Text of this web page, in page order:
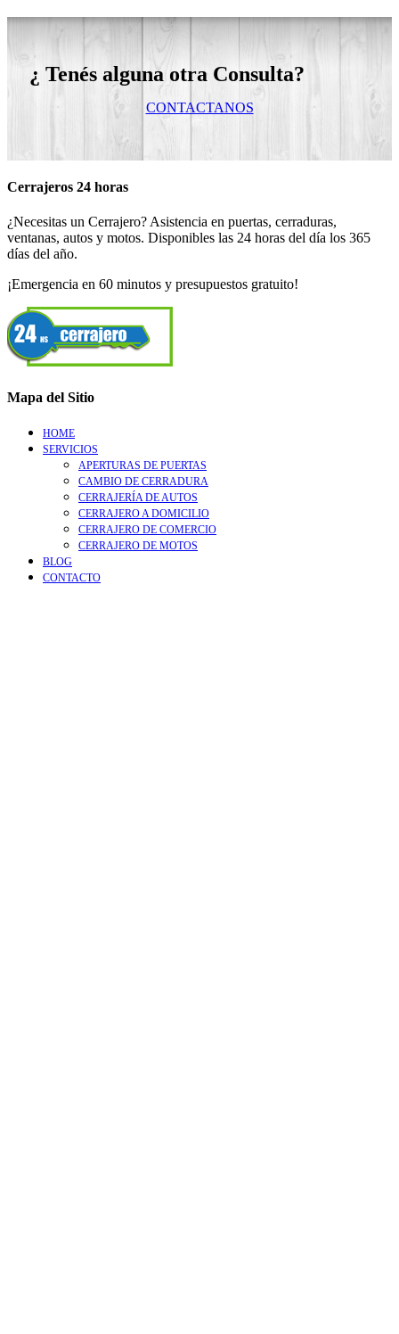
¿ Tenés alguna otra Consulta?
CONTACTANOS
Cerrajeros 24 horas
¿Necesitas un Cerrajero? Asistencia en puertas, cerraduras,
ventanas, autos y motos. Disponibles las 24 horas del día los 365
días del año.
¡Emergencia en 60 minutos y presupuestos gratuito!
Mapa del Sitio
HOME
SERVICIOS
APERTURAS DE PUERTAS
CAMBIO DE CERRADURA
CERRAJERÍA DE AUTOS
CERRAJERO A DOMICILIO
CERRAJERO DE COMERCIO
CERRAJERO DE MOTOS
BLOG
CONTACTO